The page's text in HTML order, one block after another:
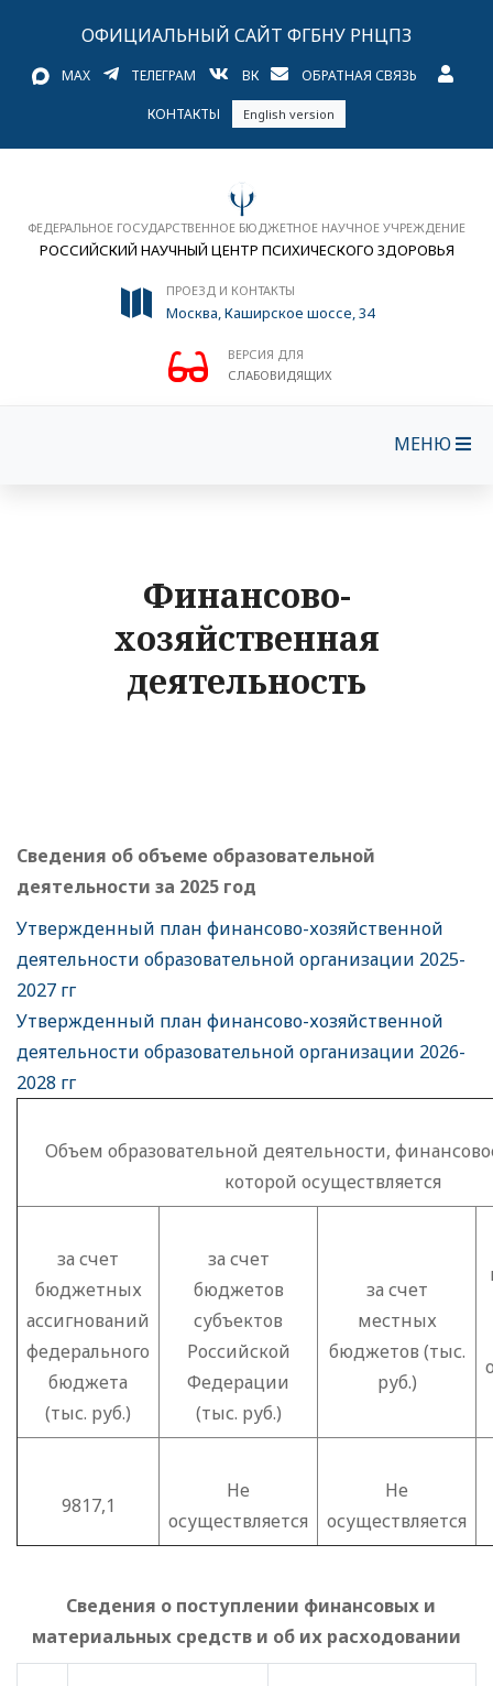
ОФИЦИАЛЬНЫЙ САЙТ ФГБНУ РНЦПЗ
MAX ТЕЛЕГРАМ ВК ОБРАТНАЯ СВЯЗЬ
КОНТАКТЫ English version
ФЕДЕРАЛЬНОЕ ГОСУДАРСТВЕННОЕ БЮДЖЕТНОЕ НАУЧНОЕ УЧРЕЖДЕНИЕ
РОССИЙСКИЙ НАУЧНЫЙ ЦЕНТР ПСИХИЧЕСКОГО ЗДОРОВЬЯ
ПРОЕЗД И КОНТАКТЫ
Москва, Каширское шоссе, 34
ВЕРСИЯ ДЛЯ
СЛАБОВИДЯЩИХ
МЕНЮ
Финансово-
хозяйственная
деятельность
Сведения об объеме образовательной
деятельности за 2025 год
Утвержденный план финансово-хозяйственной
деятельности образовательной организации 2025-
2027 гг
Утвержденный план финансово-хозяйственной
деятельности образовательной организации 2026-
2028 гг
Объем образовательной деятельности,
которой осуществляется
за счет
бюджетных
ассигнований
федерального
бюджета
(тыс. руб.)
за счет
бюджетов
субъектов
Российской
Федерации
(тыс. руб.)
за счет
местных
бюджетов (тыс.
руб.)
9817,1
Не
осуществляется
Не
осуществляется
Сведения о поступлении финансовых и
материальных средств и об их расходовании